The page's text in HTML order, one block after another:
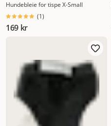
Hundebleie for tispe X-Small
(1)
169 kr